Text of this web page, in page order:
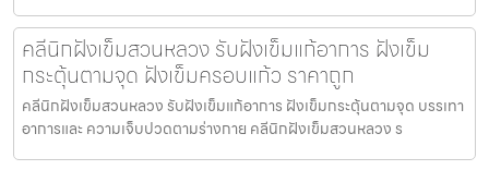
คลีนิกฝังเข็มสวนหลวง รับฝังเข็มแก้อาการ ฝังเข็ม
กระตุ้นตามจุด ฝังเข็มครอบแก้ว ราคาถูก
คลีนิกฝังเข็มสวนหลวง รับฝังเข็มแก้อาการ ฝังเข็มกระตุ้นตามจุด บรรเทา
อาการและ ความเจ็บปวดตามร่างกาย คลีนิกฝังเข็มสวนหลวง ร